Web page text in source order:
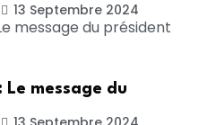
13 Septembre 2024
message du